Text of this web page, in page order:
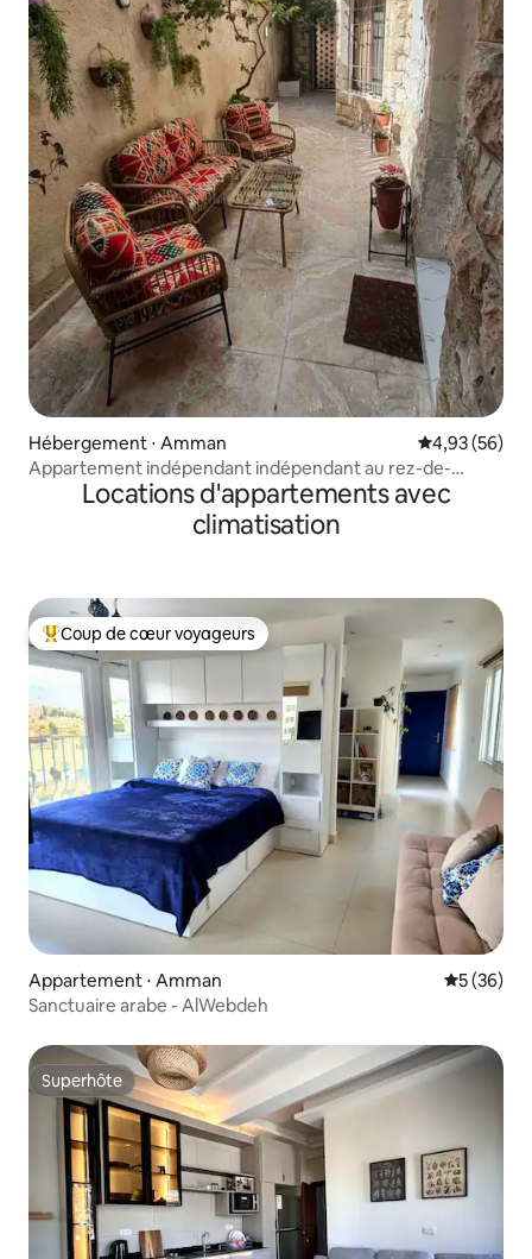
Hébergement ⋅ Amman Évaluation
4,93 (56)
Appartement indépendant indépendant au rez-de-
chaussée de Rainbow St.
Locations d'appartements avec
climatisation
Coups de cœur voyageurs les plus appréciés
Coup de cœur voyageurs
Appartement ⋅ Amman
5 (36)
Sanctuaire arabe - AlWebdeh
Superhôte
Superhôte